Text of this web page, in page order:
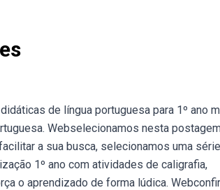
de língua portuguesa para 1º ano
Webselecionamos nesta
a sua busca, selecionamos uma série
1º ano com atividades de caligrafia,
o aprendizado de forma lúdica.